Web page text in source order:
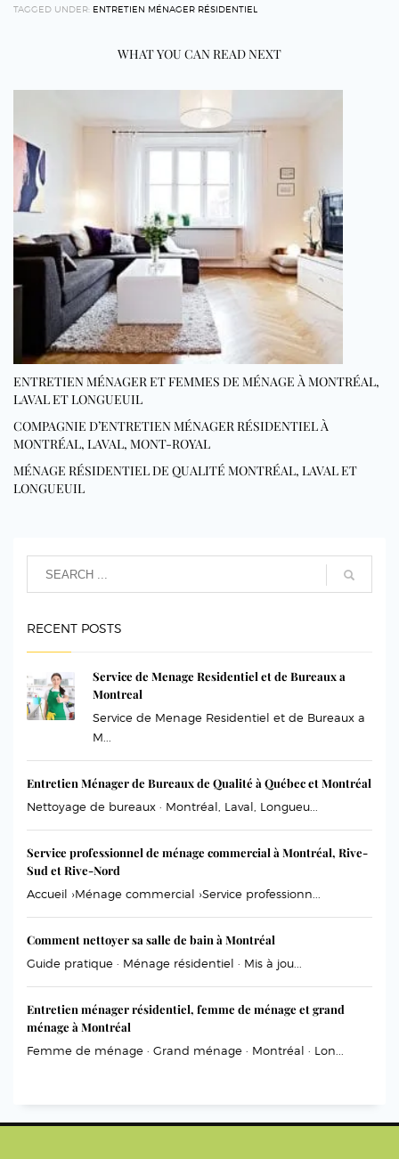
TAGGED UNDER: ENTRETIEN MÉNAGER RÉSIDENTIEL
WHAT YOU CAN READ NEXT
ENTRETIEN MÉNAGER ET FEMMES DE MÉNAGE À MONTRÉAL,
LAVAL ET LONGUEUIL
COMPAGNIE D’ENTRETIEN MÉNAGER RÉSIDENTIEL À
MONTRÉAL, LAVAL, MONT-ROYAL
MÉNAGE RÉSIDENTIEL DE QUALITÉ MONTRÉAL, LAVAL ET
LONGUEUIL
RECENT POSTS
Service de Menage Residentiel et de Bureaux a
Montreal
Service de Menage Residentiel et de Bureaux a
M...
Entretien Ménager de Bureaux de Qualité à Québec et Montréal
Nettoyage de bureaux · Montréal, Laval, Longueu...
Service professionnel de ménage commercial à Montréal, Rive-
Sud et Rive-Nord
Accueil ›Ménage commercial ›Service professionn...
Comment nettoyer sa salle de bain à Montréal
Guide pratique · Ménage résidentiel · Mis à jou...
Entretien ménager résidentiel, femme de ménage et grand
ménage à Montréal
Femme de ménage · Grand ménage · Montréal · Lon...